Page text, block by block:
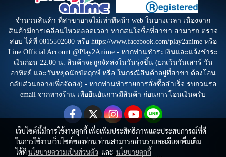
จำนวนสินค้า ที่สาขาอาจไม่เท่าทีหน้า web ในบางเวลา เนื่องจาก
สินค้ามีการเคลือนไหวตลอดเวลา หากสนใจซื้อที่สาขา สามารถ ตรวจ
สอบ ได้ที่ 0815502600 หรือ https://www.facebook.com/play2anime หรือ
Line Official Account @Play2Anime - หากท่านชำระเงินและแจ้งชำระ
เงินก่อน 22.00 น. สินค้าจะถูกจัดส่งในวันรุ่งขึ้น (ยกเว้นวันเสาร์ วัน
อาทิตย์ และวันหยุดนักขัตฤกษ์ หรือ ในกรณีสินค้าอยู่ที่สาขา ต้องโอน
กลับส่วนกลางเพื่อจัดส่ง) - หากท่านทำรายการสั่งซื้อสำเร็จ รบกวนรอ
email จากทางร้าน เพื่อยืนยันการมีสินค้า ก่อนการโอนเงินครับ
เว็บไซต์นี้มีการใช้งานคุกกี้ เพื่อเพิ่มประสิทธิภาพและประสบการณ์ที่ดี
ในการใช้งานเว็บไซต์ของท่าน ท่านสามารถอ่านรายละเอียดเพิ่มเติม
ได้ที่นโยบายความเป็นส่วนตัว และ นโยบายคุกกี้